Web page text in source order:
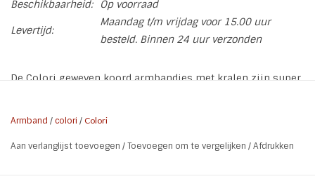
Beschikbaarheid:
Op voorraad
Levertijd:
Maandag t/m vrijdag voor 15.00 uur
besteld. Binnen 24 uur verzonden
De Colori geweven koord armbandjes met kralen zijn super
* Materiaal: Koord | kralen | knoop
* Kleur: zwart | rood | oranje | roze | bruin | geel
Armband /colori / Colori
Aan verlanglijst toevoegen /Toevoegen om te vergelijken /Afdrukken